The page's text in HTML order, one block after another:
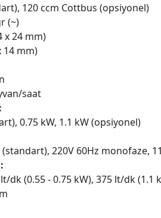
120 ccm Cottbus (opsiyonel)
(~)
x 24 mm)
mm)
saat
0.75 kW, 1.1 kW (opsiyonel)
220V 60Hz monofaze,
dk (0.55 - 0.75 kW), 375 lt/dk (1.1